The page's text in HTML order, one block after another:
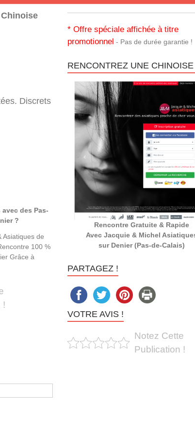
Chinoise
Discrets
des Pas-
?
Asiatiques de
100 %
Grâce à
!
* Offre spéciale affichée à titre
promotionnel - Pas de durée garantie !
RENCONTREZ UNE CHINOISE
Rencontre Gratuite & Rapide
Avec Jacquie & Michel
sur Denier (Pas-de-Calais)
PARTAGEZ !
VOTRE AVIS !
Notez Cette
Publication !